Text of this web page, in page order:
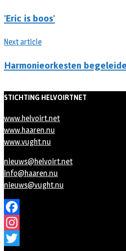
'Eric is boos'
Next article
Harmonieorkesten
STICHTING HELVOIRTNET
www.helvoirt.net
www.haaren.nu
www.vught.nu
nieuws@helvoirt.net
info@haaren.nu
nieuws@vught.nu
Facebook
Instagram